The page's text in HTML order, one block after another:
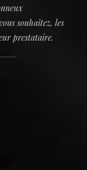
souhaitez, les
prestataire.